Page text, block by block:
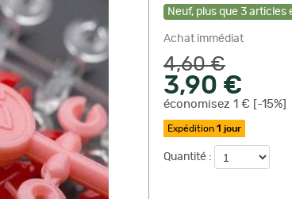
Neuf, plus que 3 articles
Achat immédiat
4,60 €
3,90 €
économisez 1 € [-15%]
Expédition 1 jour
Quantité :